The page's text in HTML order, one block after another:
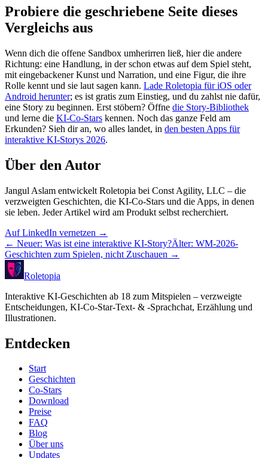
Probiere die geschriebene Seite dieses
Vergleichs aus
Wenn dich die offene Sandbox umherirren ließ, hier die andere
Richtung: eine Handlung, in der schon etwas auf dem Spiel steht,
mit eingebackener Kunst und Narration, und eine Figur, die ihre
Rolle kennt und sie laut sagen kann. Lade Roletopia für iOS oder
Android herunter; es ist gratis zum Einstieg, und du zahlst nie dafür,
eine Story zu beginnen. Erst stöbern? Öffne die Story-Bibliothek
und lerne die KI-Co-Stars kennen. Noch das ganze Feld am
Erkunden? Sieh dir an, wo alles landet, in den besten Apps für
interaktive KI-Storys 2026.
Über den Autor
Jangul Aslam entwickelt Roletopia bei Const Agility, LLC – die
verzweigten Geschichten, die KI-Co-Stars und die Apps, in denen
sie leben. Jeder Artikel wird am Produkt selbst recherchiert.
Auf LinkedIn vernetzen →
← Neuer: Was ist eine interaktive KI-Story?Älter: WM-2026-
Geschichten zum Spielen, nicht Zuschauen →
Roletopia
Interaktive KI-Geschichten ab 18 zum Mitspielen – verzweigte
Entscheidungen, KI-Co-Star-Text- & -Sprachchat, Erzählung und
Illustrationen.
Entdecken
Start
Geschichten
Co-Stars
Download
Preise
FAQ
Blog
Über uns
Updates